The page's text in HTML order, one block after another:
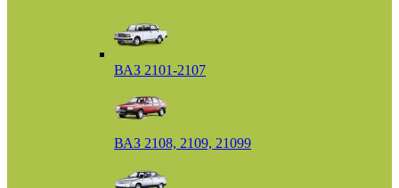
ВАЗ 2101-2107
ВАЗ 2108, 2109, 21099